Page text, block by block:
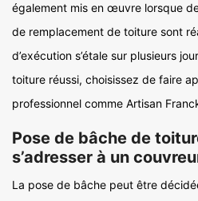
également mis en œuvre lorsque
de remplacement de toiture sont
d’exécution s’étale sur plusieurs
toiture réussi, choisissez de faire
professionnel comme Artisan
Pose de bâche de
s’adresser à un
La pose de bâche peut être